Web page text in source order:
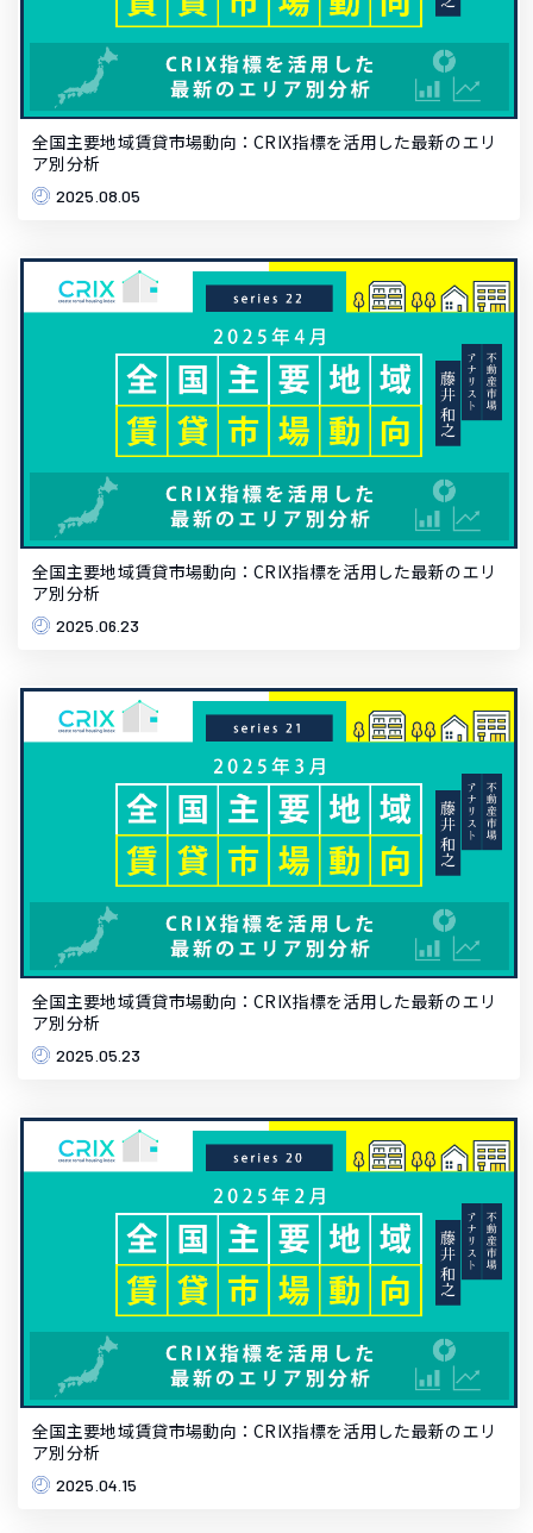
全国主要地域賃貸市場動向：CRIX指標を活用した最新のエリ
ア別分析
2025.08.05
全国主要地域賃貸市場動向：CRIX指標を活用した最新のエリ
ア別分析
2025.06.23
全国主要地域賃貸市場動向：CRIX指標を活用した最新のエリ
ア別分析
2025.05.23
全国主要地域賃貸市場動向：CRIX指標を活用した最新のエリ
ア別分析
2025.04.15